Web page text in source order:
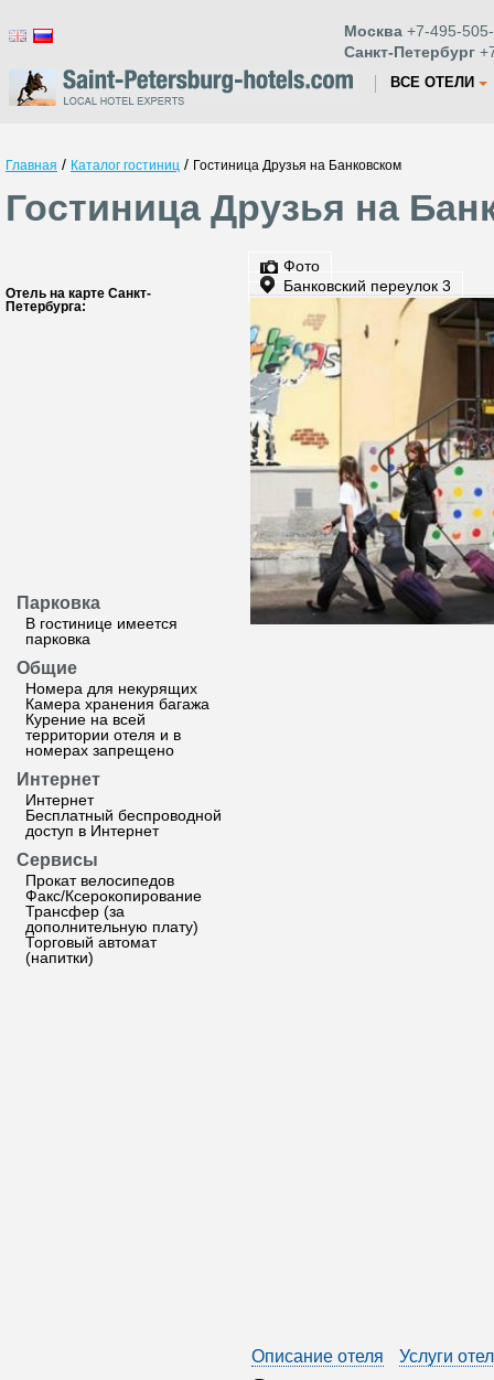
Москва +7-495-
Санкт-Петербург
ВСЕ ОТЕЛИ
Главная / Каталог гостиниц / Гостиница Друзья на Банковском
Гостиница Друзья на
Отель на карте Санкт-
Петербурга:
Парковка
В гостинице имеется
парковка
Общие
Номера для некурящих
Камера хранения багажа
Курение на всей
территории отеля и в
номерах запрещено
Интернет
Интернет
Бесплатный беспроводной
доступ в Интернет
Сервисы
Прокат велосипедов
Факс/Ксерокопирование
Трансфер (за
дополнительную плату)
Торговый автомат
(напитки)
Фото
Банковский переулок 3
Описание отеля Услуги